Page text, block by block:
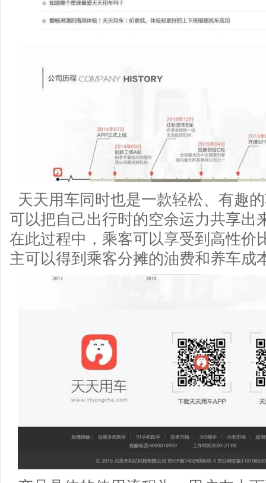
天天用车同时也是一款轻松、有趣
可以把自己出行时的空余运力共享出
在此过程中，乘客可以享受到高性价
主可以得到乘客分摊的油费和养车成